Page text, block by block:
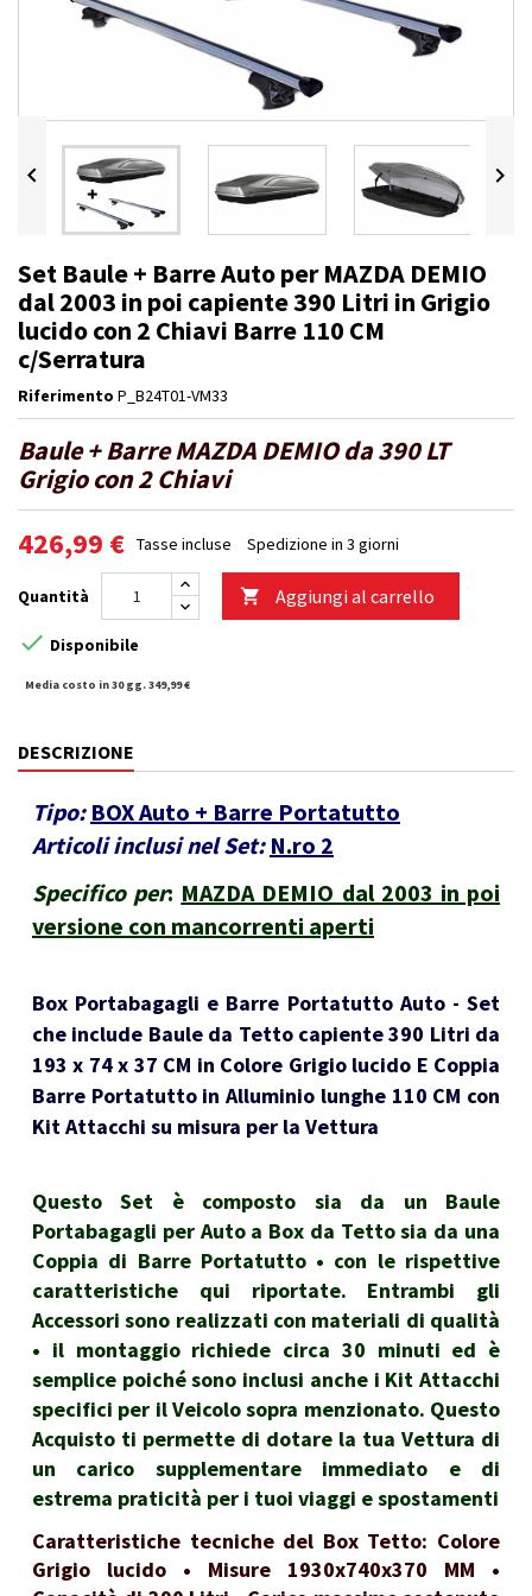
 
Set Baule + Barre Auto per MAZDA DEMIO
dal 2003 in poi capiente 390 Litri in Grigio
lucido con 2 Chiavi Barre 110 CM
c/Serratura
Riferimento P_B24T01-VM33
Baule + Barre MAZDA DEMIO da 390 LT
Grigio con 2 Chiavi
426,99 € Tasse incluse Spedizione in 3 giorni
Quantità  Aggiungi al carrello
 Disponibile
Media costo in 30 gg. 349,99 €
DESCRIZIONE
Tipo: BOX Auto + Barre Portatutto
Articoli inclusi nel Set: N.ro 2
Specifico per: MAZDA DEMIO dal 2003 in poi
versione con mancorrenti aperti
Box Portabagagli e Barre Portatutto Auto - Set
che include Baule da Tetto capiente 390 Litri da
193 x 74 x 37 CM in Colore Grigio lucido E Coppia
Barre Portatutto in Alluminio lunghe 110 CM con
Kit Attacchi su misura per la Vettura
Questo Set è composto sia da un Baule
Portabagagli per Auto a Box da Tetto sia da una
Coppia di Barre Portatutto • con le rispettive
caratteristiche qui riportate. Entrambi gli
Accessori sono realizzati con materiali di qualità
• il montaggio richiede circa 30 minuti ed è
semplice poiché sono inclusi anche i Kit Attacchi
specifici per il Veicolo sopra menzionato. Questo
Acquisto ti permette di dotare la tua Vettura di
un carico supplementare immediato e di
estrema praticità per i tuoi viaggi e spostamenti
Caratteristiche tecniche del Box Tetto: Colore
Grigio lucido • Misure 1930x740x370 MM •